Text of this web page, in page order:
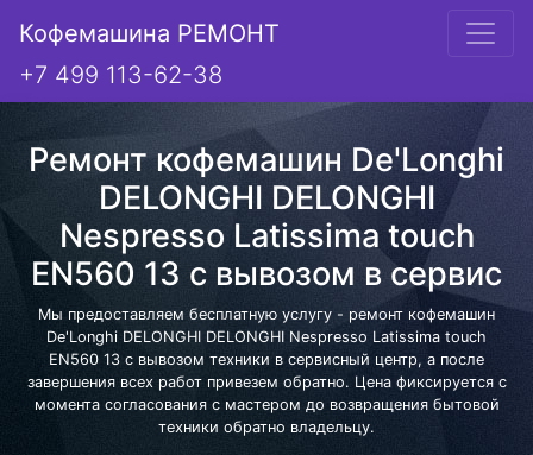
Кофемашина РЕМОНТ
+7 499 113-62-38
Ремонт кофемашин De'Longhi
DELONGHI DELONGHI
Nespresso Latissima touch
EN560 13 с вывозом в сервис
Мы предоставляем бесплатную услугу - ремонт кофемашин
De'Longhi DELONGHI DELONGHI Nespresso Latissima touch
EN560 13 с вывозом техники в сервисный центр, а после
завершения всех работ привезем обратно. Цена фиксируется с
момента согласования с мастером до возвращения бытовой
техники обратно владельцу.